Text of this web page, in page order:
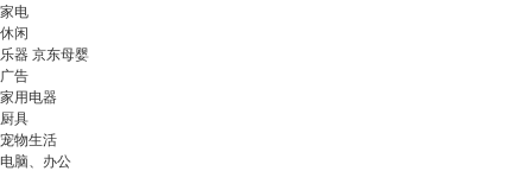
家电
休闲
乐器 京东母婴
广告
家用电器
厨具
宠物生活
电脑、办公